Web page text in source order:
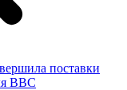
поставки
ВВС